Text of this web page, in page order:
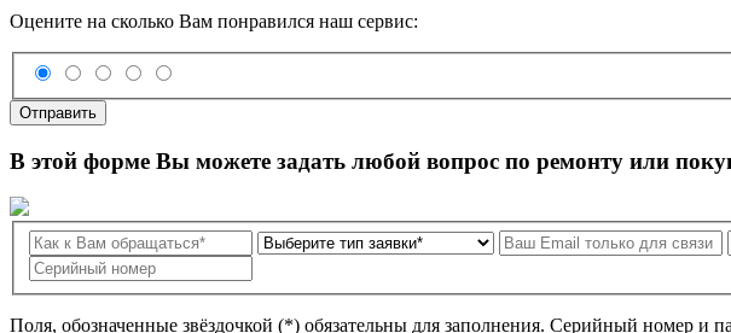
Оцените на сколько Вам понравился наш сервис:
Отправить
В этой форме Вы можете задать любой вопрос по ремонту или
Поля, обозначенные звёздочкой (*) обязательны для заполнения. Серийный номер и